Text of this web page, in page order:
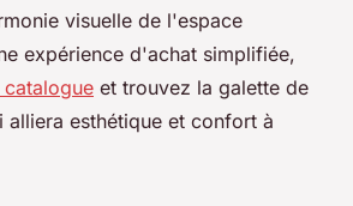
visuelle de l'espace
expérience d'achat simplifiée,
et trouvez la galette de
alliera esthétique et confort à